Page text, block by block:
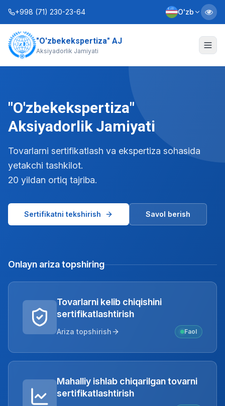
+998 (71) 230-23-64 O'zb
"O'zbekekspertiza" AJ
Aksiyadorlik Jamiyati
Biz haqimizda
Axborot xizmati
Nizom Biznes rejalar
+998 (90) 712-12-36
"O'zbekekspertiza"
Aksiyadorlik Jamiyati
Tovarlarni sertifikatlash va ekspertiza sohasida
yetakchi tashkilot.
20 yildan ortiq tajriba.
Sertifikatni tekshirish Savol berish
Onlayn ariza topshiring
Tovarlarni kelib chiqishini
sertifikatlashtirish
Ariza topshirish Faol
Mahalliy ishlab chiqarilgan tovarni
sertifikatlashtirish